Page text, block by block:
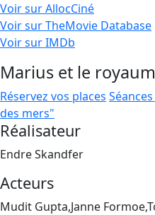
Voir sur AllocCiné
Voir sur TheMovie Database
Voir sur IMDb
Marius et le
Réservez vos places
des mers"
Réalisateur
Endre Skandfer
Acteurs
Mudit Gupta,Janne